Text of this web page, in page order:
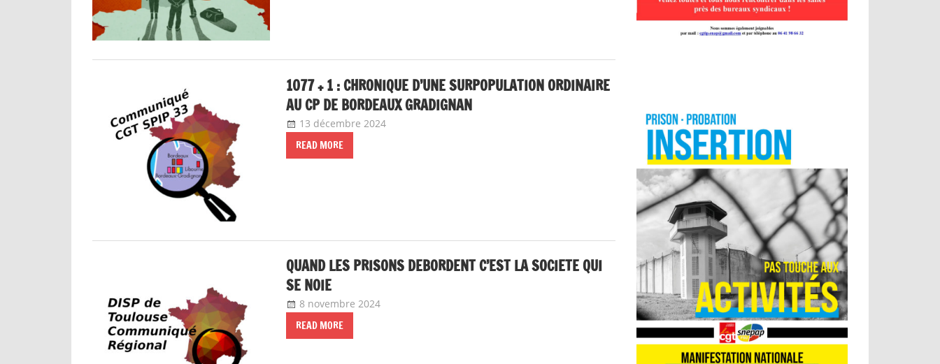
1077 + 1 : CHRONIQUE D’UNE SURPOPULATION ORDINAIRE
AU CP DE BORDEAUX GRADIGNAN
13 décembre 2024
READ MORE
QUAND LES PRISONS DEBORDENT C’EST LA SOCIETE QUI
SE NOIE
8 novembre 2024
READ MORE